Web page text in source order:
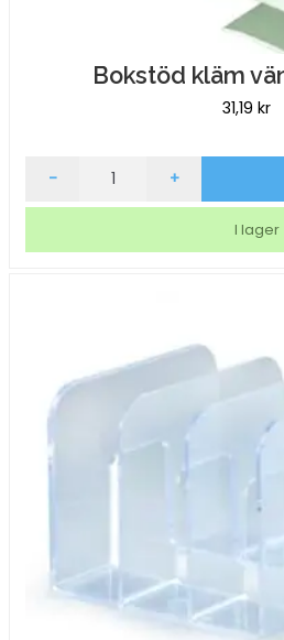
Bokstöd kläm
31,19 kr
Bokstöd
- +
I lager